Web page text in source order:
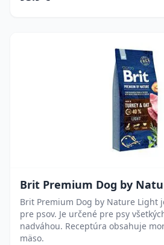
Brit Premium Dog by
Brit Premium Dog by Nature Light
pre psov. Je určené pre psy
nadváhou. Receptúra obsahuje
mäso.